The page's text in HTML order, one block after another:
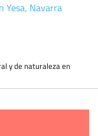
Yesa, Navarra
y de naturaleza en